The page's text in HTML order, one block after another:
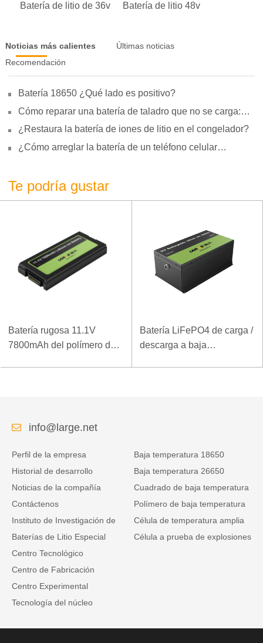
Batería de litio de 36v
Batería de litio 48v
Noticias más calientes
Últimas noticias
Recomendación
Batería 18650 ¿Qué lado es positivo?
Cómo reparar una batería de taladro que no se carga:
¿Restaura la batería de iones de litio en el congelador?
¿Cómo arreglar la batería de un teléfono celular
Te podría gustar
Batería rugosa 11.1V
7800mAh del polímero del
Batería LiFePO4 de carga /
descarga a baja
info@large.net
Perfil de la empresa
Historial de desarrollo
Noticias de la compañía
Contáctenos
Instituto de Investigación de
Baterías de Litio Especial
Centro Tecnológico
Centro de Fabricación
Centro Experimental
Tecnología del núcleo
Baja temperatura 18650
Baja temperatura 26650
Cuadrado de baja temperatura
Polímero de baja temperatura
Célula de temperatura amplia
Célula a prueba de explosiones